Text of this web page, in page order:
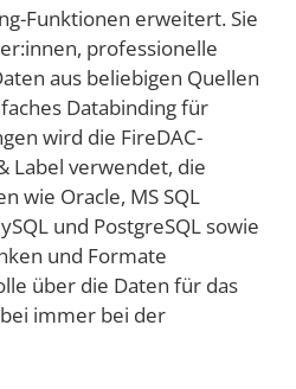
Funktionen erweitert. Sie
professionelle
aus beliebigen Quellen
Databinding für
wird die FireDAC-
Label verwendet, die
wie Oracle, MS SQL
und PostgreSQL sowie
und Formate
über die Daten für das
immer bei der